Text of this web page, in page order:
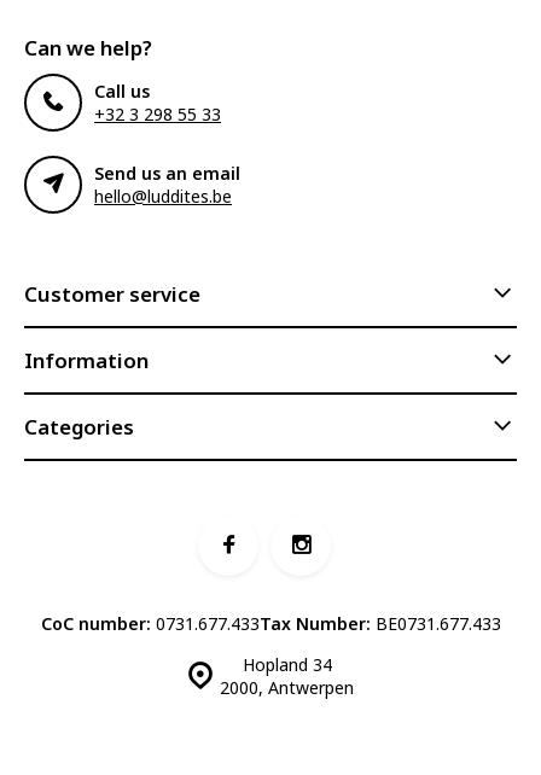
Can we help?
Call us
+32 3 298 55 33
Send us an email
hello@luddites.be
Customer service
Information
Categories
Hopland 34
2000, Antwerpen
CoC number: 0731.677.433Tax Number: BE0731.677.433